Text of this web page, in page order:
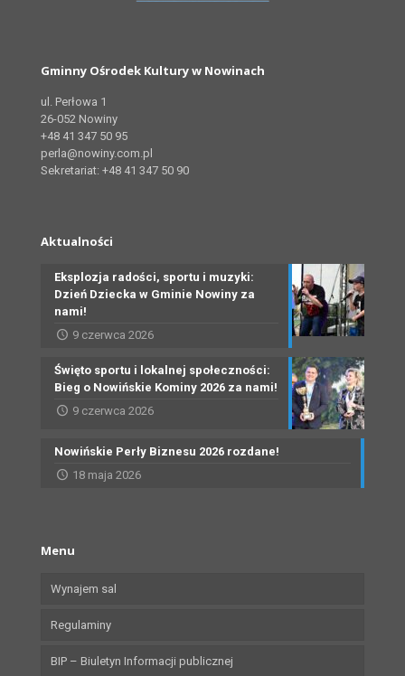
Gminny Ośrodek Kultury w Nowinach
ul. Perłowa 1
26-052 Nowiny
+48 41 347 50 95
perla@nowiny.com.pl
Sekretariat: +48 41 347 50 90
Aktualności
Eksplozja radości, sportu i muzyki:
Dzień Dziecka w Gminie Nowiny za
nami!
9 czerwca 2026
Święto sportu i lokalnej społeczności:
Bieg o Nowińskie Kominy 2026 za nami!
9 czerwca 2026
Nowińskie Perły Biznesu 2026 rozdane!
18 maja 2026
Menu
Wynajem sal
Regulaminy
BIP – Biuletyn Informacji publicznej